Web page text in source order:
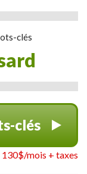
clés
clés
130$/mois + taxes